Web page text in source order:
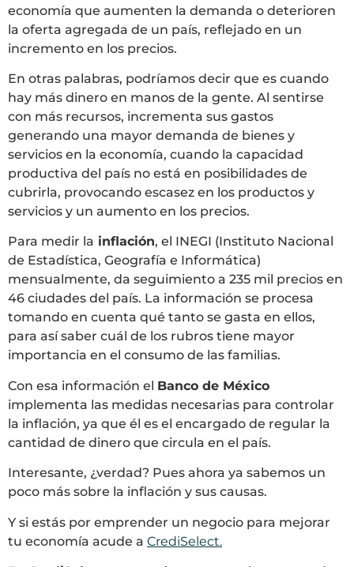
economía que aumenten la demanda o deterioren
la oferta agregada de un país, reflejado en un
incremento en los precios.
En otras palabras, podríamos decir que es cuando
hay más dinero en manos de la gente. Al sentirse
con más recursos, incrementa sus gastos
generando una mayor demanda de bienes y
servicios en la economía, cuando la capacidad
productiva del país no está en posibilidades de
cubrirla, provocando escasez en los productos y
servicios y un aumento en los precios.
Para medir la inflación, el INEGI (Instituto Nacional
de Estadística, Geografía e Informática)
mensualmente, da seguimiento a 235 mil precios en
46 ciudades del país. La información se procesa
tomando en cuenta qué tanto se gasta en ellos,
para así saber cuál de los rubros tiene mayor
importancia en el consumo de las familias.
Con esa información el Banco de México
implementa las medidas necesarias para controlar
la inflación, ya que él es el encargado de regular la
cantidad de dinero que circula en el país.
Interesante, ¿verdad? Pues ahora ya sabemos un
poco más sobre la inflación y sus causas.
Y si estás por emprender un negocio para mejorar
tu economía acude a CrediSelect.